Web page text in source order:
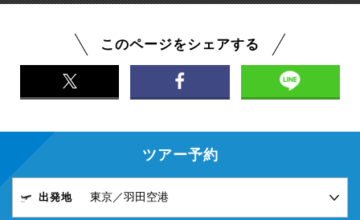
このページをシェアする
ツアー予約
出発地